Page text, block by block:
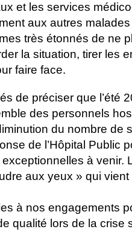
et les services
aux autres
très étonnés de ne
la situation, tirer les
faire face.
de préciser que l’été
des personnels
du nombre de
de l’Hôpital Public
à venir.
aux yeux » qui
à nos engagements
qualité lors de la crise